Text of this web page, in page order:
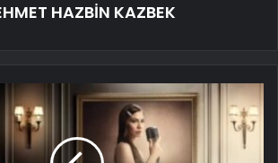
HAZBİN KAZBEK